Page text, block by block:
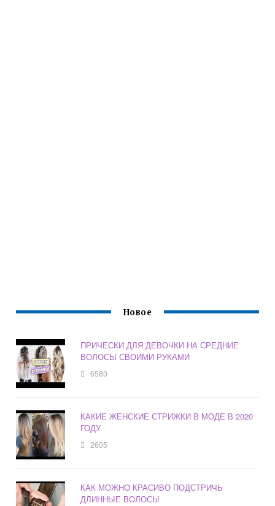
Новое
ПРИЧЕСКИ ДЛЯ ДЕВОЧКИ НА СРЕДНИЕ
ВОЛОСЫ СВОИМИ РУКАМИ
6580
КАКИЕ ЖЕНСКИЕ СТРИЖКИ В МОДЕ В 2020
ГОДУ
2605
КАК МОЖНО КРАСИВО ПОДСТРИЧЬ
ДЛИННЫЕ ВОЛОСЫ